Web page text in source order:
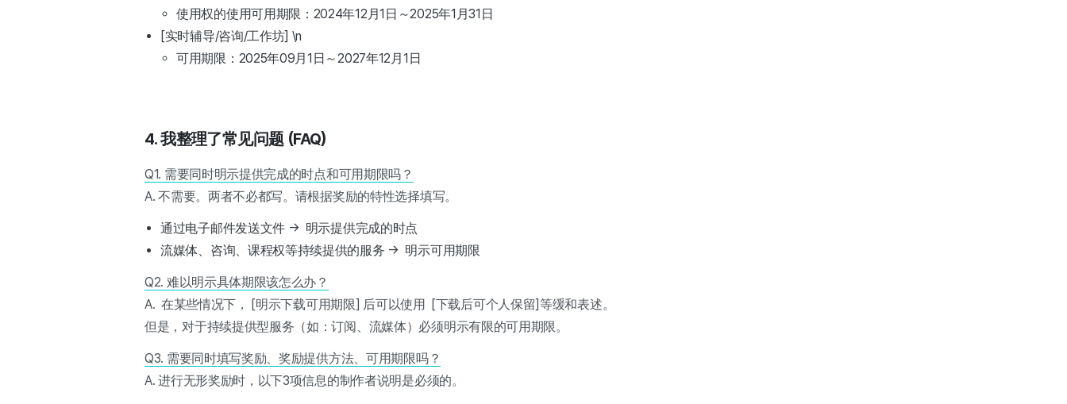
使用权的使用可用期限：2024年12月1日～2025年1月31日
[实时辅导/咨询/工作坊] \n
可用期限：2025年09月1日～2027年12月1日
4.我整理了常见问题 (FAQ)
Q1. 需要同时明示提供完成的时点和可用期限吗？
A. 不需要。两者不必都写。请根据奖励的特性选择填写。
通过电子邮件发送文件 → 明示提供完成的时点
流媒体、咨询、课程权等持续提供的服务 → 明示可用期限
Q2. 难以明示具体期限该怎么办？
A. 在某些情况下， [明示下载可用期限] 后可以使用 [下载后可个人保留]等缓和表述。
但是，对于持续提供型服务（如：订阅、流媒体）必须明示有限的可用期限。
Q3. 需要同时填写奖励、奖励提供方法、可用期限吗？
A. 进行无形奖励时，以下3项信息的制作者说明是必须的。